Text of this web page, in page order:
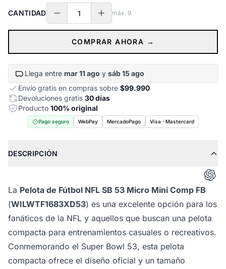
CANTIDAD máx. 9
COMPRAR AHORA →
Llega entre mar 11 ago y sáb 15 ago
Envío gratis en compras sobre $99.990
Devoluciones gratis 30 días
Producto 100% original
Pago seguro WebPay MercadoPago Visa · Mastercard
DESCRIPCIÓN
La Pelota de Fútbol NFL SB 53 Micro Mini Comp FB
(WILWTF1683XD53) es una excelente opción para los
fanáticos de la NFL y aquellos que buscan una pelota
compacta para entrenamientos casuales o recreativos.
Conmemorando el Super Bowl 53, esta pelota
compacta ofrece el diseño oficial y un tamaño